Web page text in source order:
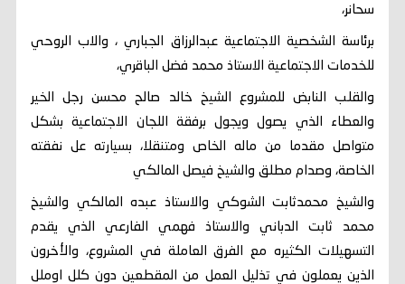
سحانر،
برئاسة الشخصية الاجتماعية عبدالرزاق الجباري ، والاب الروحي
للخدمات الاجتماعية الاستاذ محمد فضل الباقري،
والقلب النابض للمشروع الشيخ خالد صالح محسن رجل الخير
والعطاء الذي يصول ويجول برفقة اللجان الاجتماعية بشكل
متواصل مقدما من ماله الخاص ومتنقلا، بسيارته عل نفقته
الخاصة، وصدام مطلق والشيخ فيصل المالكي
والشيخ محمدثابت الشوكي والاستاذ عبده المالكي والشيخ
محمد ثابت الدباني والاستاذ فهمي الفارعي الذي يقدم
التسهيلات الكثيره مع الفرق العاملة في المشروع، والأخرون
الذين يعملون في تذليل العمل من المقطعين دون كلل اوملل